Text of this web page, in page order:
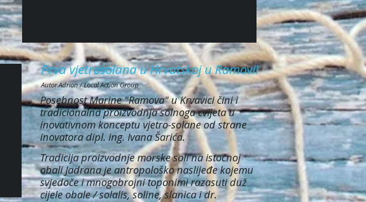
Prva vjetrosolana u Hrvatskoj u Ramovi!
Autor Adrion / Local Action Group
Posebnost Marine "Ramova" u Krvavici čini i
tradicionalna proizvodnja solnoga cvijeta u
inovativnom konceptu vjetro-solane od strane
inovatora dipl. ing. Ivana Šarića.
Tradicija proizvodnje morske soli na istočnoj
obali Jadrana je antropološko naslijeđe kojemu
svjedoče i mnogobrojni toponimi razasuti duž
cijele obale / solalis, soline, slanica i dr.